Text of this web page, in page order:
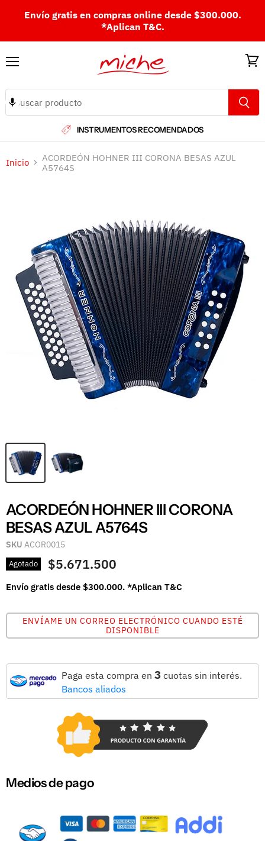
Envío gratis en compras online desde $300.000.
*Aplican T&C.
INSTRUMENTOS RECOMENDADOS
Inicio
ACORDEÓN HOHNER III CORONA BESAS AZUL
A5764S
ACORDEÓN HOHNER III CORONA
BESAS AZUL A5764S
SKU ACOR0015
Agotado $5.671.500
Envío gratis desde $300.000. *Aplican T&C
ENVÍAME UN CORREO ELECTRÓNICO CUANDO ESTÉ
DISPONIBLE
Paga esta compra en 3 cuotas sin interés.
Bancos aliados
Medios de pago